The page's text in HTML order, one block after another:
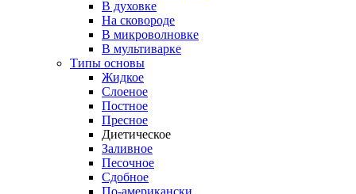
В духовке
На сковороде
В микроволновке
В мультиварке
Типы основы
Жидкое
Слоеное
Постное
Пресное
Диетическое
Заливное
Песочное
Сдобное
По-американски